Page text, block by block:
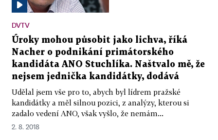
DVTV
Úroky mohou působit jako lichva, říká
Nacher o podnikání primátorského
kandidáta ANO Stuchlíka. Naštvalo mě, že
nejsem jednička kandidátky, dodává
Udělal jsem vše pro to, abych byl lídrem pražské
kandidátky a měl silnou pozici, z analýzy, kterou si
zadalo vedení ANO, však vyšlo, že nemám...
2. 8. 2018